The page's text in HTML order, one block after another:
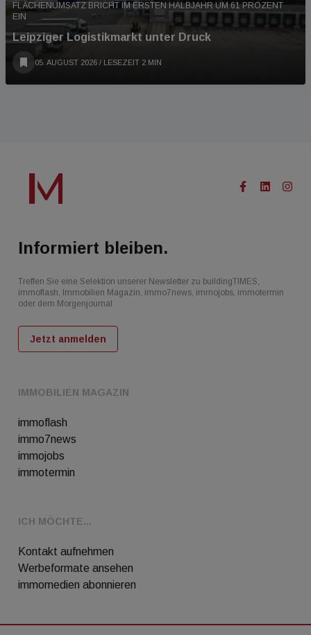
FLÄCHENUMSATZ BRICHT IM ERSTEN HALBJAHR UM 61 PROZENT
EIN
Leipziger Logistikmarkt unter Druck
05. AUGUST 2026 / LESEZEIT 2 MIN
IMMOBILIEN MAGAZIN
immoflash
immo7news
immojobs
immotermin
ICH MÖCHTE...
Kontakt aufnehmen
Werbeformate ansehen
immomedien abonnieren
Informiert bleiben.
Treffen Sie eine Selektion unserer Newsletter zu buildingTIMES,
immoflash, Immobilien Magazin, immo7news, immojobs, immotermin
oder dem Morgenjournal
Jetzt anmelden